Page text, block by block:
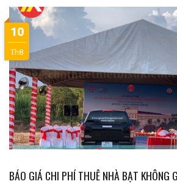
BÁO GIÁ CHI PHÍ THUÊ NHÀ BẠT KHÔNG
10
Th8